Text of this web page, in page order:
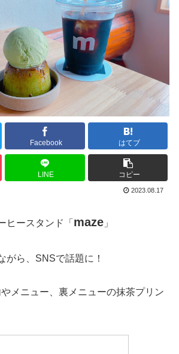
Facebook はてブ
LINE コピー
2023.08.17
ヒースタンド「 maze 」
がら、SNSで話題に！
メニュー、裏メニューの抹茶プリン